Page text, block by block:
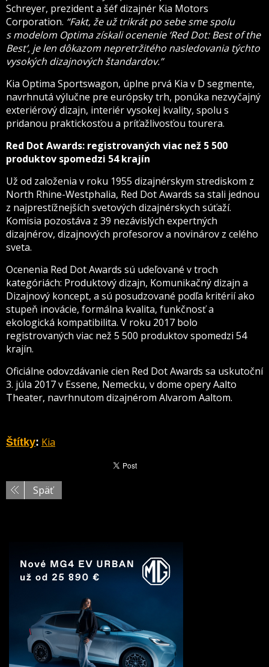
Schreyer, prezident a šéf dizajnér Kia Motors
Corporation. “Fakt, že už trikrát po sebe sme spolu
s modelom Optima získali ocenenie ‘Red Dot: Best of the
Best’, je len dôkazom nepretržitého nasledovania týchto
vysokých dizajnových štandardov.”
Kia Optima Sportswagon, úplne prvá Kia v D segmente,
navrhnutá výlučne pre európsky trh, ponúka nezvyčajný
exteriérový dizajn, interiér vysokej kvality, spolu s
pridanou praktickosťou a príťažlivosťou tourera.
Red Dot Awards: registrovaných viac než 5 500
produktov spomedzi 54 krajín
Už od založenia v roku 1955 dizajnérskym strediskom z
North Rhine-Westphalia, Red Dot Awards sa stali jednou
z najprestížnejších svetových dizajnérskych súťaží.
Komisia pozostáva z 39 nezávislých expertných
dizajnérov, dizajnových profesorov a novinárov z celého
sveta.
Ocenenia Red Dot Awards sú udeľované v troch
kategóriách: Produktový dizajn, Komunikačný dizajn a
Dizajnový koncept, a sú posudzované podľa kritérií ako
stupeň inovácie, formálna kvalita, funkčnosť a
ekologická kompatibilita. V roku 2017 bolo
registrovaných viac než 5 500 produktov spomedzi 54
krajín.
Oficiálne odovzdávanie cien Red Dot Awards sa uskutoční
3. júla 2017 v Essene, Nemecku, v dome opery Aalto
Theater, navrhnutom dizajnérom Alvarom Aaltom.
Štítky: Kia
Späť